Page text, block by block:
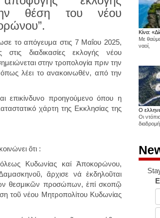
θέση του νέου
το απόγευμα στις 7 Μαΐου 2025,
διαδικασίες εκλογής νέου
στην τροπολογία πριν την
λέει το ανακοινωθέν, από την
επικίνδυνο προηγούμενο όπου η
χάρτη της Εκκλησίας της
ὅτι :
Κυδωνίας καί Ἀποκορώνου,
ἄρχισε νά ἐκδηλοῦται
θεσμικῶν προσώπων, ἐπί σκοπῷ
τοῦ νέου Μητροπολίτου Κυδωνίας
Κίνα:
Με
ναοί,
Ο
Οι